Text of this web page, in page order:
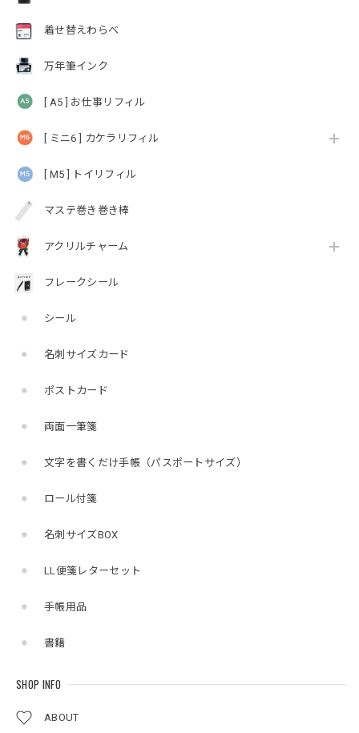
着せ替えわらべ
万年筆インク
[ A5 ] お仕事リフィル
[ ミニ6 ] カケラリフィル
[ M5 ] トイリフィル
マステ巻き巻き棒
アクリルチャーム
フレークシール
シール
名刺サイズカード
ポストカード
両面一筆箋
文字を書くだけ手帳（パスポートサイズ）
ロール付箋
名刺サイズBOX
LL便箋レターセット
手帳用品
書籍
SHOP INFO
ABOUT